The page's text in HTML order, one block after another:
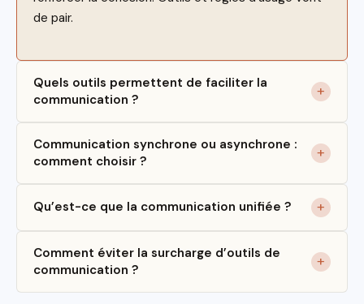
de pair.
Quels outils permettent de faciliter la
communication ?
Communication synchrone ou asynchrone :
comment choisir ?
Qu’est-ce que la communication unifiée ?
Comment éviter la surcharge d’outils de
communication ?